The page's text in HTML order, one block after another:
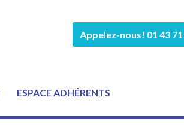
Appelez-nous! 01 43 71
ESPACE ADHÉRENTS